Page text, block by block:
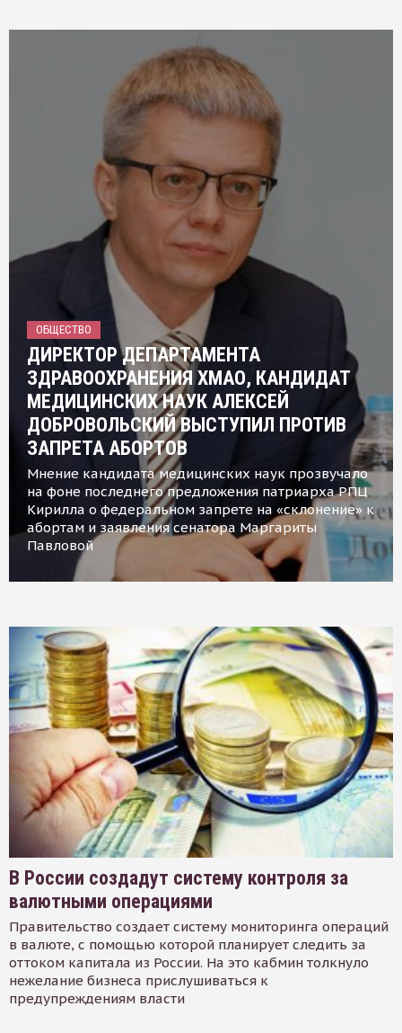
ОБЩЕСТВО
ДИРЕКТОР ДЕПАРТАМЕНТА
ЗДРАВООХРАНЕНИЯ ХМАО, КАНДИДАТ
МЕДИЦИНСКИХ НАУК АЛЕКСЕЙ
ДОБРОВОЛЬСКИЙ ВЫСТУПИЛ ПРОТИВ
ЗАПРЕТА АБОРТОВ
Мнение кандидата медицинских наук прозвучало
на фоне последнего предложения патриарха РПЦ
Кирилла о федеральном запрете на «склонение» к
абортам и заявления сенатора Маргариты
Павловой
В России создадут систему контроля за
валютными операциями
Правительство создает систему мониторинга операций
в валюте, с помощью которой планирует следить за
оттоком капитала из России. На это кабмин толкнуло
нежелание бизнеса прислушиваться к
предупреждениям власти